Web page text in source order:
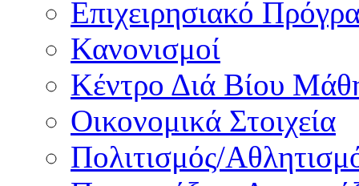
Επιχειρησιακό
Κανονισμοί
Κέντρο Διά Βίου
Οικονομικά Στοιχεία
Πολιτισμός/